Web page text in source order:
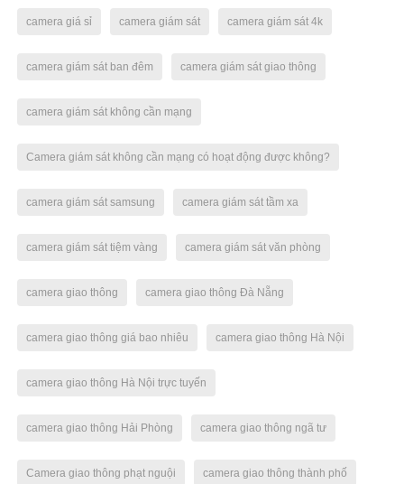
camera giá sỉ camera giám sát camera giám sát 4k
camera giám sát ban đêm camera giám sát giao thông
camera giám sát không cần mạng
Camera giám sát không cần mạng có hoạt động được không?
camera giám sát samsung camera giám sát tầm xa
camera giám sát tiệm vàng camera giám sát văn phòng
camera giao thông camera giao thông Đà Nẵng
camera giao thông giá bao nhiêu camera giao thông Hà Nội
camera giao thông Hà Nội trực tuyến
camera giao thông Hải Phòng camera giao thông ngã tư
Camera giao thông phạt nguội camera giao thông thành phố